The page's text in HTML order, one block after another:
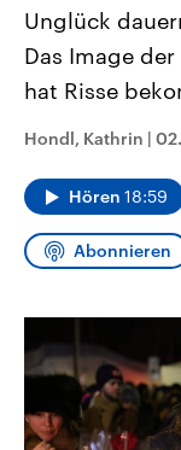
Landtagswahl
2026
Alle Informationen
Sachsen-Anhalt
September 2026
Bundesland von
CDU, SPD und
Wahlprogramme,
und Hintergründe
Wahl.
Sendungen
Audio-Archiv
Unglück
Das Image
hat Risse
Hondl, Kathrin |
Hören 18:59
Abonnieren